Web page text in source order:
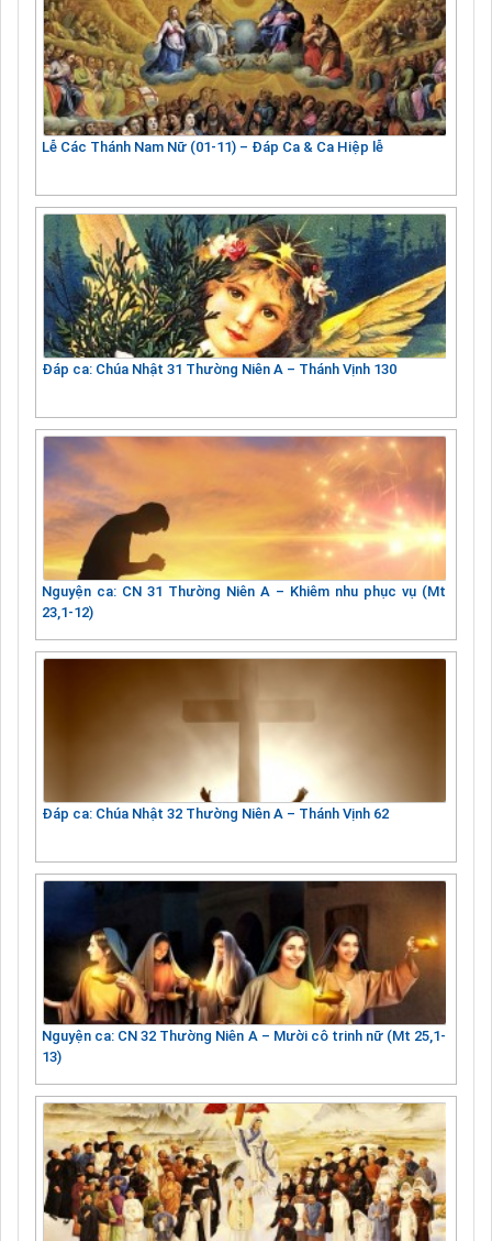
Lễ Các Thánh Nam Nữ (01-11) – Đáp Ca & Ca Hiệp lễ
Đáp ca: Chúa Nhật 31 Thường Niên A – Thánh Vịnh 130
Nguyện ca: CN 31 Thường Niên A – Khiêm nhu phục vụ (Mt
23,1-12)
Đáp ca: Chúa Nhật 32 Thường Niên A – Thánh Vịnh 62
Nguyện ca: CN 32 Thường Niên A – Mười cô trinh nữ (Mt 25,1-
13)